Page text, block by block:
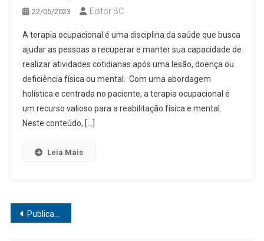
22/05/2023 Editor BC
A terapia ocupacional é uma disciplina da saúde que busca
ajudar as pessoas a recuperar e manter sua capacidade de
realizar atividades cotidianas após uma lesão, doença ou
deficiência física ou mental. Com uma abordagem
holística e centrada no paciente, a terapia ocupacional é
um recurso valioso para a reabilitação física e mental.
Neste conteúdo, […]
Leia Mais
Navegação
Publicações mais antigas